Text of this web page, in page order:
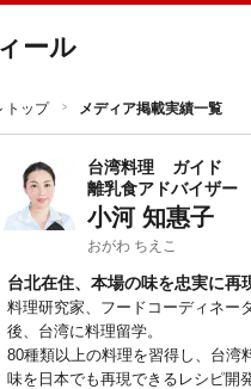
ール
トップ メディア掲載実績一覧
台湾料理
ガイド
離乳食アドバイザー
小河 知惠子
おがわ ちえこ
台北在住、本場の味を忠実に再
料理研究家、フードコーディネー
後、台湾に料理留学。
80種類以上の料理を習得し、台湾
味を日本でも再現できるレシピ開